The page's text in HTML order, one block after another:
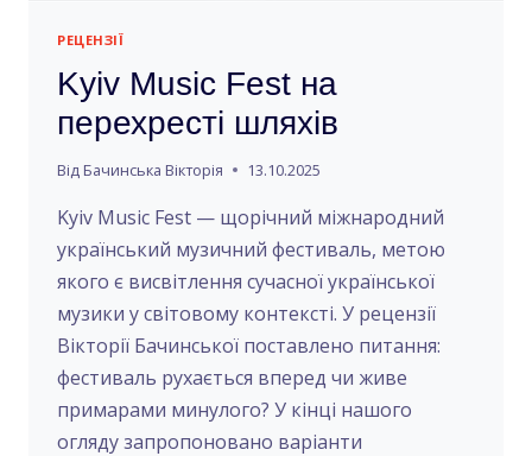
РЕЦЕНЗІЇ
Kyiv Music Fest на
перехресті шляхів
Від Бачинська Вікторія 13.10.2025
Kyiv Music Fest — щорічний міжнародний
український музичний фестиваль, метою
якого є висвітлення сучасної української
музики у світовому контексті. У рецензії
Вікторії Бачинської поставлено питання:
фестиваль рухається вперед чи живе
примарами минулого? У кінці нашого
огляду запропоновано варіанти